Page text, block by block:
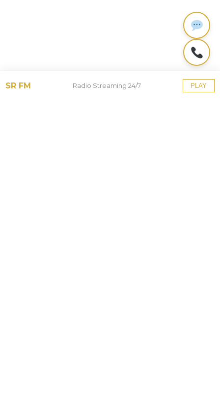
SR FM Radio Streaming 24/7 PLAY